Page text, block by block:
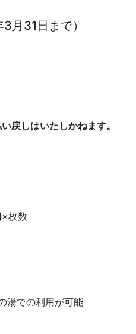
月31日まで）
戻しはいたしかねます。
数
湯での利用が可能